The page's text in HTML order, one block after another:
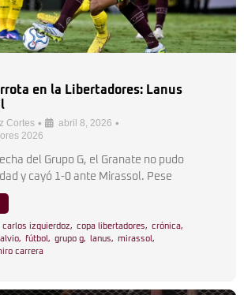
en la Libertadores: Lanus
Cortes • abril 8, 2026 •
2026
del Grupo G, el Granate no pudo
y cayó 1-0 ante Mirassol. Pese
carlos izquierdoz, copa libertadores, crónica,
, fútbol , grupo g, lanus, mirassol ,
carrera